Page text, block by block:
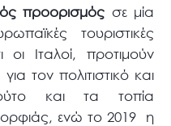
προορισμός σε μία
τουριστικές
οι Ιταλοί, προτιμούν
τον πολιτιστικό και
και τα τοπία
ενώ το 2019 η